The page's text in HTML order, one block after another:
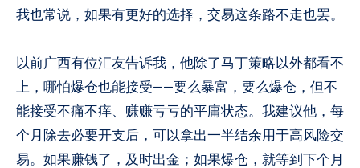
我也常说，如果有更好的选择，交易这条路不走也罢。
以前广西有位汇友告诉我，他除了马丁策略以外都看不
上，哪怕爆仓也能接受——要么暴富，要么爆仓，但不
能接受不痛不痒、赚赚亏亏的平庸状态。我建议他，每
个月除去必要开支后，可以拿出一半结余用于高风险交
易。如果赚钱了，及时出金；如果爆仓，就等到下个月